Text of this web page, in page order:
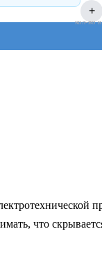
+
кол-во
что